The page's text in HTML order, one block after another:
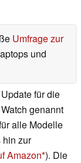
Umfrage zur
und
für die
genannt
alle Modelle
hin zur
Amazon ). Die